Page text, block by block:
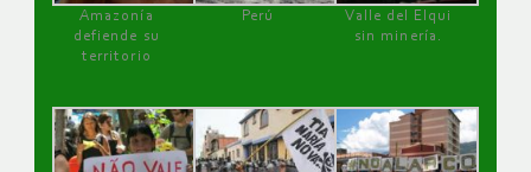
Amazonía
defiende su
territorio
Perú
Valle del Elqui
sin minería.